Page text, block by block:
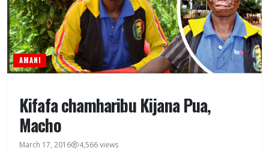
AMANI
Kifafa chamharibu Kijana Pua,
Macho
March 17, 2016 4,566 views